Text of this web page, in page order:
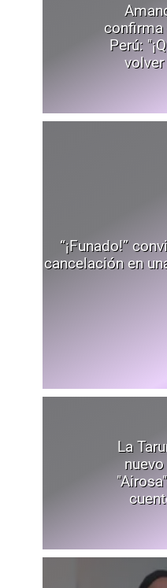
confirma
Perú:
“¡Funado!”
cancelación en
La